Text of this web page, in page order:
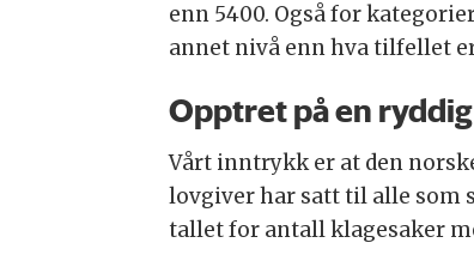
enn 5400. Også for
annet nivå enn hva tilfellet
Opptret på en
Vårt inntrykk er at den
lovgiver har satt til alle som
tallet for antall klagesaker